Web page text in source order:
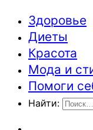
Траектория
Здоровье
Диеты
Красота
Мода и
Помоги
Найти: